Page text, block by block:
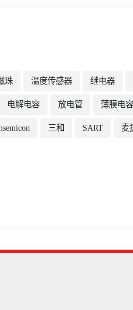
珠 温度传感器 继电器
电解电容 放电管 薄膜电容
三和 SART 麦